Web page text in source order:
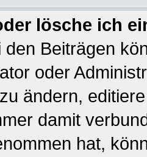
lösche ich
den Beiträgen
oder
ändern,
damit
hat,